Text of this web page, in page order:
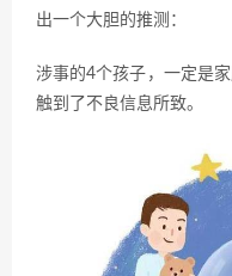
出一个大胆的推测：
涉事的4个孩子，一定是
触到了不良信息所致。